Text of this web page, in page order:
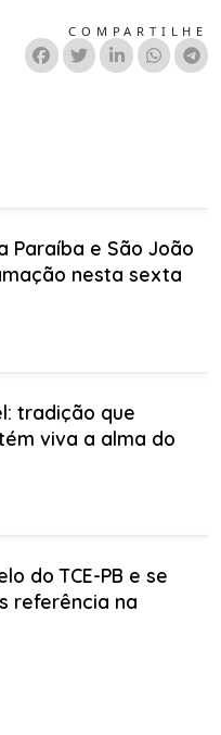
COMPARTILHE
Paraíba e São João
nesta sexta
tradição que
viva a alma do
do TCE-PB e se
referência na